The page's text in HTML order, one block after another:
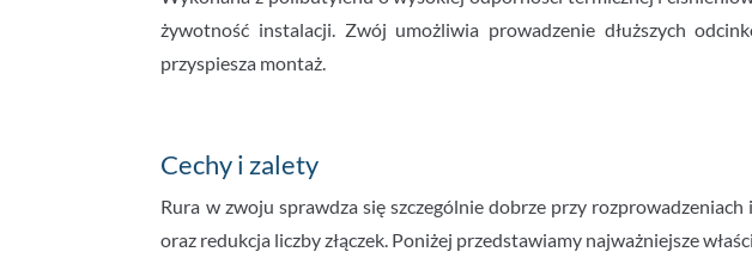
żywotność instalacji. Zwój umożliwia prowadzenie dłuższych
przyspiesza montaż.
Cechy i zalety
Rura w zwoju sprawdza się szczególnie dobrze przy
oraz redukcja liczby złączek. Poniżej przedstawiamy najważniejsze